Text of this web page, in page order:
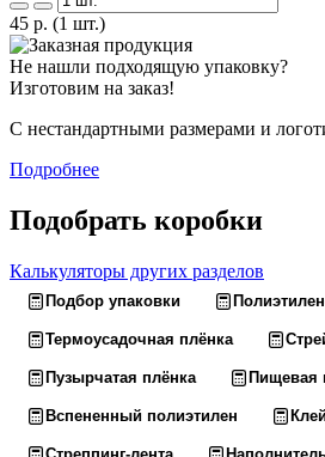
45 р. (1 шт.)
Не нашли подходящую упаковку?
Изготовим на заказ!
С нестандартными размерами и
Подробнее
Подобрать коробки
Калькуляторы других разделов
Подбор упаковки
Термоусадочная плёнка
Пузырчатая плёнка Пищевая
Вспененный полиэтилен